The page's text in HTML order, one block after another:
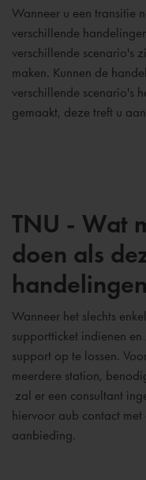
Wanneer u een transitie
verschillende
verschillende scenario's
maken. Kunnen de
verschillende scenario's
gemaakt, deze treft u
TNU - Wat
doen als
Wanneer het slechts
supportticket indienen
support op te lossen.
meerdere station,
zal er een consultant
hiervoor aub contact
aanbieding.